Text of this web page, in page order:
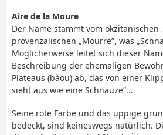
Aire de la Moure
Der Name stammt vom okzitanischen
provenzalischen „Mourre”, was
Möglicherweise leitet sich dieser
Beschreibung der ehemaligen
Plateaus (bàou) ab, das von einer
sieht aus wie eine Schnauze”...
Seine rote Farbe und das üppige
bedeckt, sind keineswegs natürlich.